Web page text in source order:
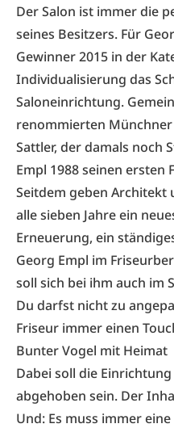
Der Salon ist immer die
seines Besitzers. Für
Gewinner 2015 in der
Individualisierung das
Saloneinrichtung.
renommierten
Sattler, der damals noch
Empl 1988 seinen ersten
Seitdem geben Architekt
alle sieben Jahre ein
Erneuerung, ein
Georg Empl im
soll sich bei ihm auch im
Du darfst nicht zu
Friseur immer einen
Bunter Vogel mit Heimat
Dabei soll die
abgehoben sein. Der
Und: Es muss immer